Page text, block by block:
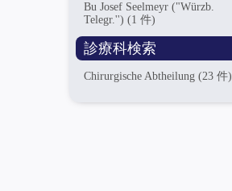
Bu Josef Seelmeyr ("Würzb.
Telegr.'')(1 件)
診療科検索
Chirurgische Abtheilung(23 件)